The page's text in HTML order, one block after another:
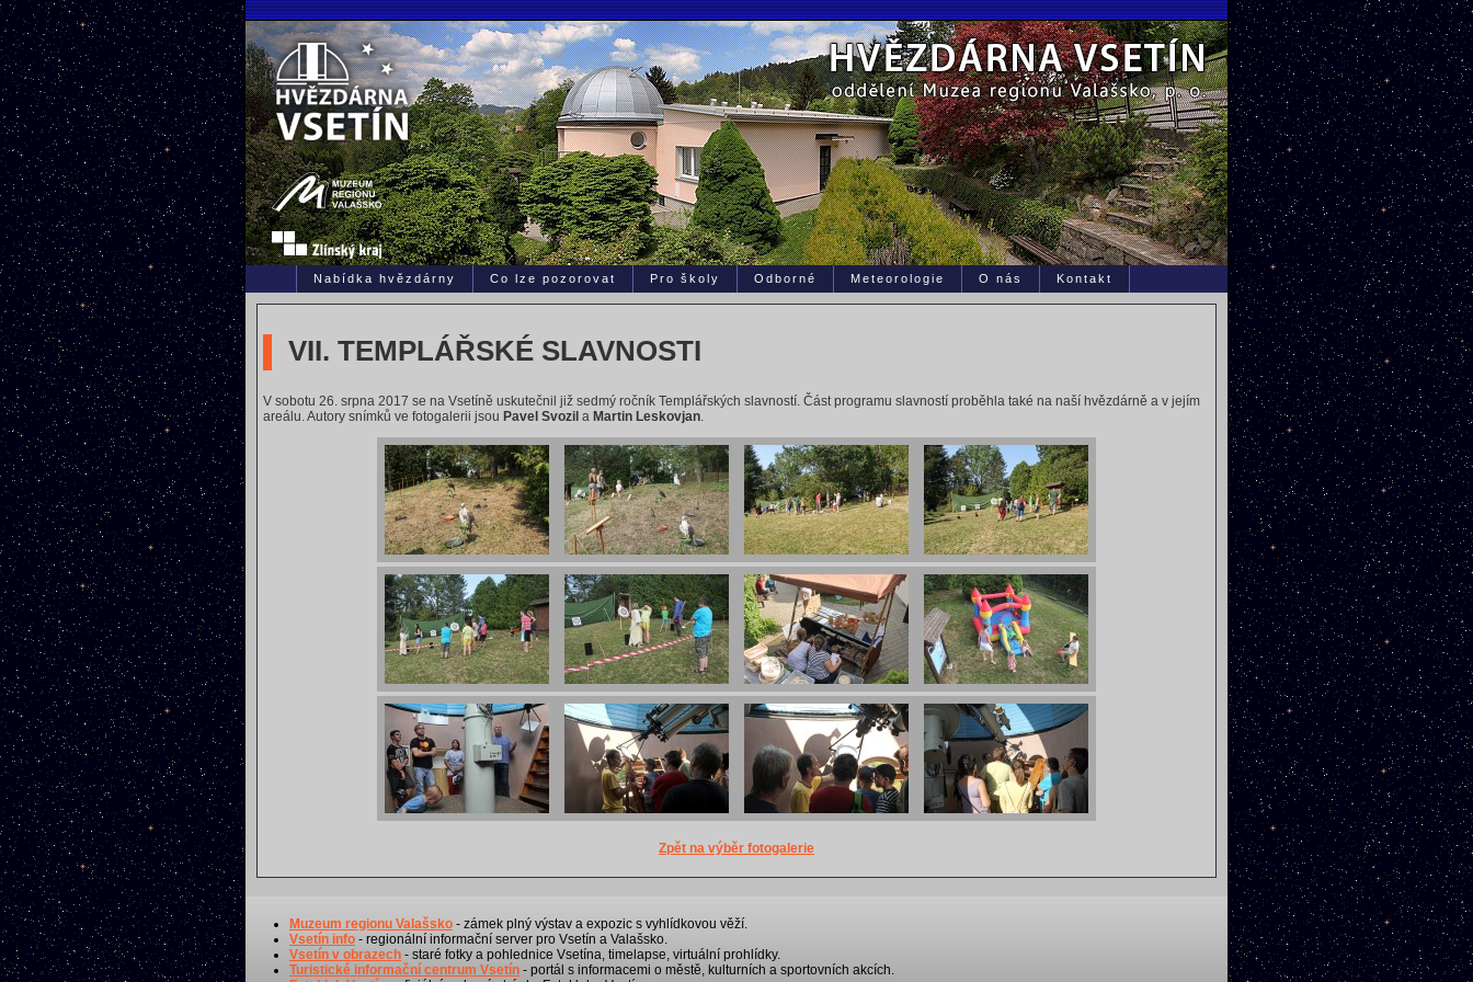
Nabídka hvězdárny Co lze pozorovat Pro školy Odborné Meteorologie O nás Kontakt
VII. TEMPLÁŘSKÉ SLAVNOSTI
V sobotu 26. srpna 2017 se na Vsetíně uskutečnil již sedmý ročník Templářských slavností. Část programu slavností proběhla také na naší hvězdárně a v jejím
areálu. Autory snímků ve fotogalerii jsou Pavel Svozil a Martin Leskovjan.
Zpět na výběr fotogalerie
Muzeum regionu Valašsko - zámek plný výstav a expozic s vyhlídkovou věží.
Vsetín info - regionální informační server pro Vsetín a Valašsko.
Vsetín v obrazech - staré fotky a pohlednice Vsetína, timelapse, virtuální prohlídky.
Turistické informační centrum Vsetín - portál s informacemi o městě, kulturních a sportovních akcích.